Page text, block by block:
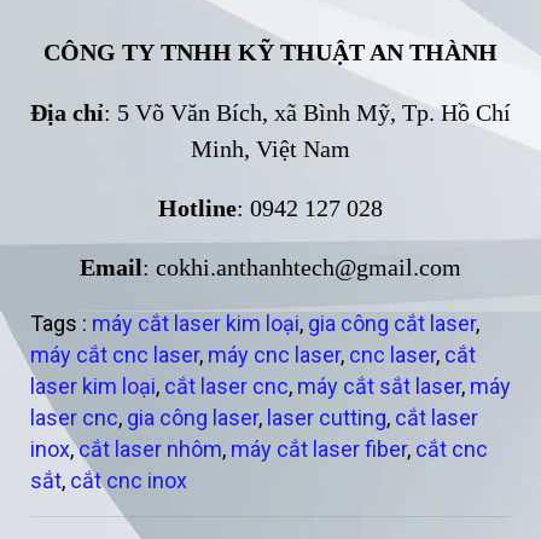
CÔNG TY TNHH KỸ THUẬT AN THÀNH
Địa chỉ: 5 Võ Văn Bích, xã Bình Mỹ, Tp. Hồ Chí
Minh, Việt Nam
Hotline: 0942 127 028
Email: cokhi.anthanhtech@gmail.com
Tags : máy cắt laser kim loại, gia công cắt laser,
máy cắt cnc laser, máy cnc laser, cnc laser, cắt
laser kim loại, cắt laser cnc, máy cắt sắt laser, máy
laser cnc, gia công laser, laser cutting, cắt laser
inox,cắt laser nhôm, máy cắt laser fiber, cắt cnc
sắt, cắt cnc inox